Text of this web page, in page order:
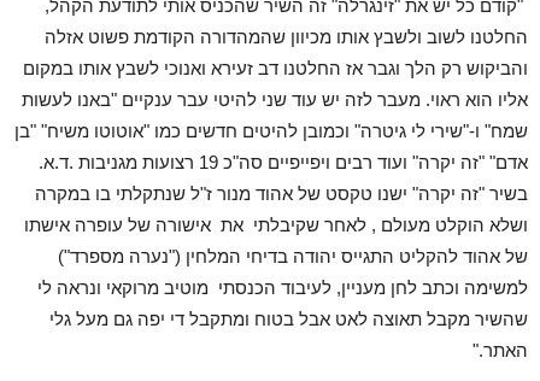
"קודם כל יש את "זינגרלה" זה השיר שהכניס אותי לתודעת הקהל,
החלטנו לשוב ולשבץ אותו מכיוון שהמהדורה הקודמת פשוט אזלה
והביקוש רק הלך וגבר אז החלטנו דב זעירא ואנוכי לשבץ אותו במקום
אליו הוא ראוי. מעבר לזה יש עוד שני להיטי עבר ענקיים "באנו לעשות
שמח" ו-"שירי לי גיטרה" וכמובן להיטים חדשים כמו "אוטוטו משיח" "בן
אדם" "זה יקרה" ועוד רבים ויפייפיים סה"כ 19 רצועות מגניבות .ד.א.
בשיר "זה יקרה" ישנו טקסט של אהוד מנור ז"ל שנתקלתי בו במקרה
ושלא הוקלט מעולם , לאחר שקיבלתי את אישורה של עופרה אישתו
של אהוד להקליט התגייס יהודה בדיחי המלחין ("נערה מספרד")
למשימה וכתב לחן מעניין, לעיבוד הכנסתי מוטיב מרוקאי ונראה לי
שהשיר מקבל תאוצה לאט אבל בטוח ומתקבל די יפה גם מעל גלי
האתר."